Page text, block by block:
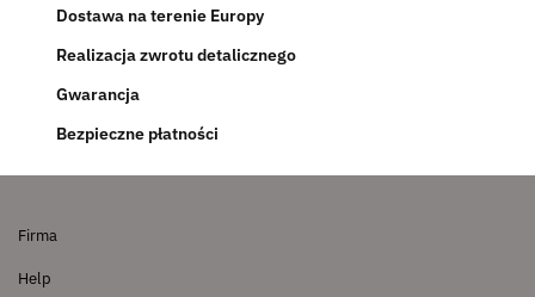
Dostawa na terenie Europy
Realizacja zwrotu detalicznego
Gwarancja
Bezpieczne płatności
Firma
Help